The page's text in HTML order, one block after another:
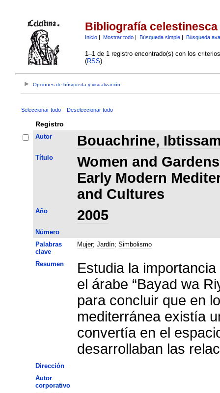
Bibliografía celestinesca
Inicio| Mostrar todo| Búsqueda simple| Búsqueda
1–1 de 1 registro encontrado(s) con los
(RSS):
Opciones de búsqueda y visualización
Seleccionar todo Deseleccionar todo
Registro
Autor Bouachrine,
Título
Women and
Early Modern
and Cultures
Año 2005
Número
Palabras
clave
Mujer; Jardín; Simbolismo
Resumen
Estudia la
el árabe “Bayad wa
para concluir que en
mediterránea existía
convertía en el
desarrollaban las
Dirección
Autor
corporativo